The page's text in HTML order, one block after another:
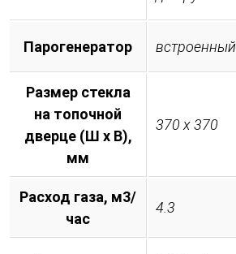
Парогенератор встроенный
Размер стекла
на топочной
дверце (Ш х В),
мм
370 х 370
Расход газа, м3/
час
4.3